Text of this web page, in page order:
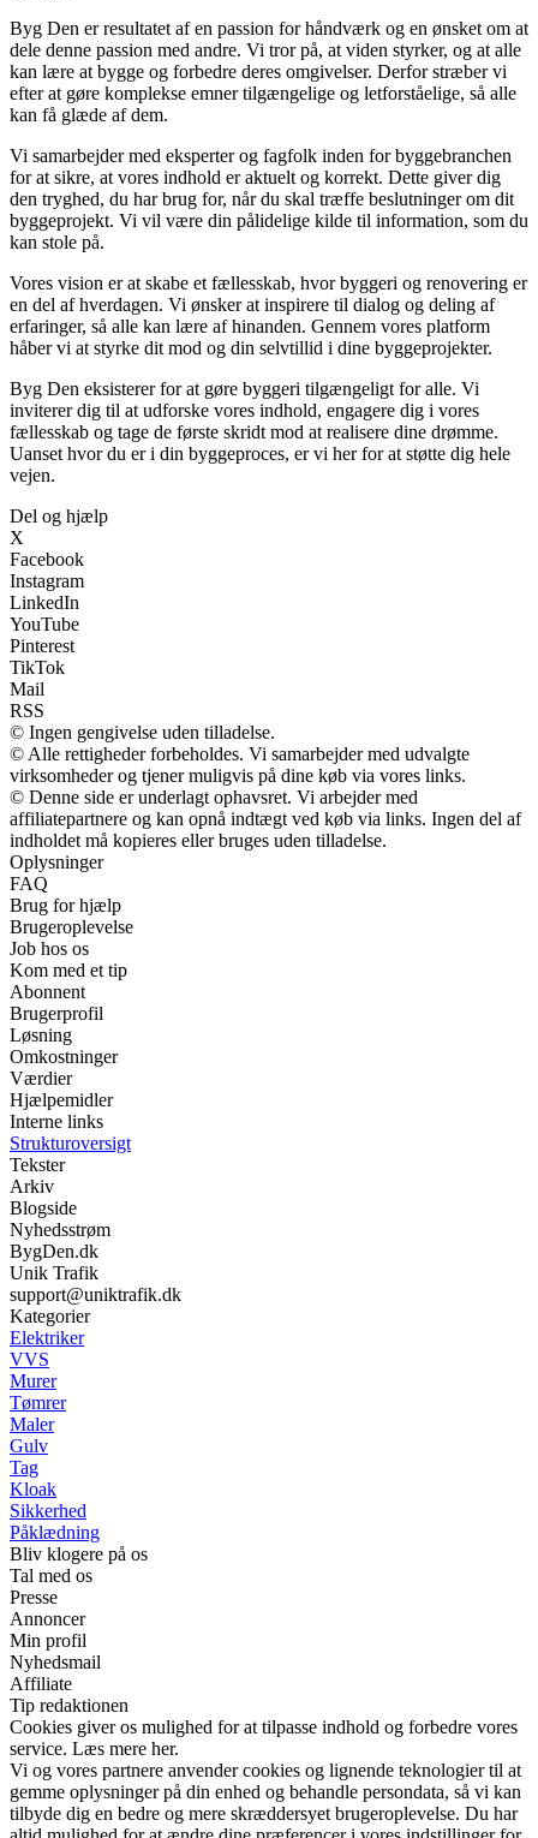
Byg Den er resultatet af en passion for håndværk og en ønsket om at
dele denne passion med andre. Vi tror på, at viden styrker, og at alle
kan lære at bygge og forbedre deres omgivelser. Derfor stræber vi
efter at gøre komplekse emner tilgængelige og letforståelige, så alle
kan få glæde af dem.
Vi samarbejder med eksperter og fagfolk inden for byggebranchen
for at sikre, at vores indhold er aktuelt og korrekt. Dette giver dig
den tryghed, du har brug for, når du skal træffe beslutninger om dit
byggeprojekt. Vi vil være din pålidelige kilde til information, som du
kan stole på.
Vores vision er at skabe et fællesskab, hvor byggeri og renovering er
en del af hverdagen. Vi ønsker at inspirere til dialog og deling af
erfaringer, så alle kan lære af hinanden. Gennem vores platform
håber vi at styrke dit mod og din selvtillid i dine byggeprojekter.
Byg Den eksisterer for at gøre byggeri tilgængeligt for alle. Vi
inviterer dig til at udforske vores indhold, engagere dig i vores
fællesskab og tage de første skridt mod at realisere dine drømme.
Uanset hvor du er i din byggeproces, er vi her for at støtte dig hele
vejen.
Del og hjælp
X
Facebook
Instagram
LinkedIn
YouTube
Pinterest
TikTok
Mail
RSS
© Ingen gengivelse uden tilladelse.
© Alle rettigheder forbeholdes. Vi samarbejder med udvalgte
virksomheder og tjener muligvis på dine køb via vores links.
© Denne side er underlagt ophavsret. Vi arbejder med
affiliatepartnere og kan opnå indtægt ved køb via links. Ingen del af
indholdet må kopieres eller bruges uden tilladelse.
Oplysninger
FAQ
Brug for hjælp
Brugeroplevelse
Job hos os
Kom med et tip
Abonnent
Brugerprofil
Løsning
Omkostninger
Værdier
Hjælpemidler
Interne links
Strukturoversigt
Tekster
Arkiv
Blogside
Nyhedsstrøm
BygDen.dk
Unik Trafik
support@uniktrafik.dk
Kategorier
Elektriker
VVS
Murer
Tømrer
Maler
Gulv
Tag
Kloak
Sikkerhed
Påklædning
Bliv klogere på os
Tal med os
Presse
Annoncer
Min profil
Nyhedsmail
Affiliate
Tip redaktionen
Cookies giver os mulighed for at tilpasse indhold og forbedre vores
service. Læs mere her.
Vi og vores partnere anvender cookies og lignende teknologier til at
gemme oplysninger på din enhed og behandle persondata, så vi kan
tilbyde dig en bedre og mere skræddersyet brugeroplevelse. Du har